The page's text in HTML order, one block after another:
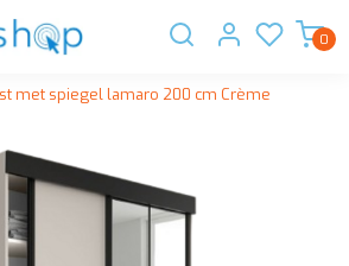
0
met spiegel lamaro 200 cm Crème